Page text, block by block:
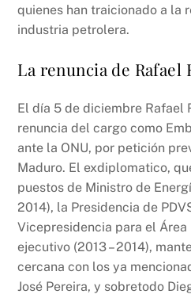
quienes han traicionado a la
industria petrolera.
La renuncia de Rafael
El día 5 de diciembre Rafael
renuncia del cargo como
ante la ONU, por petición
Maduro. El exdiplomatico,
puestos de Ministro de
2014), la Presidencia de
Vicepresidencia para el
ejecutivo (2013 – 2014),
cercana con los ya
José Pereira, y sobretodo